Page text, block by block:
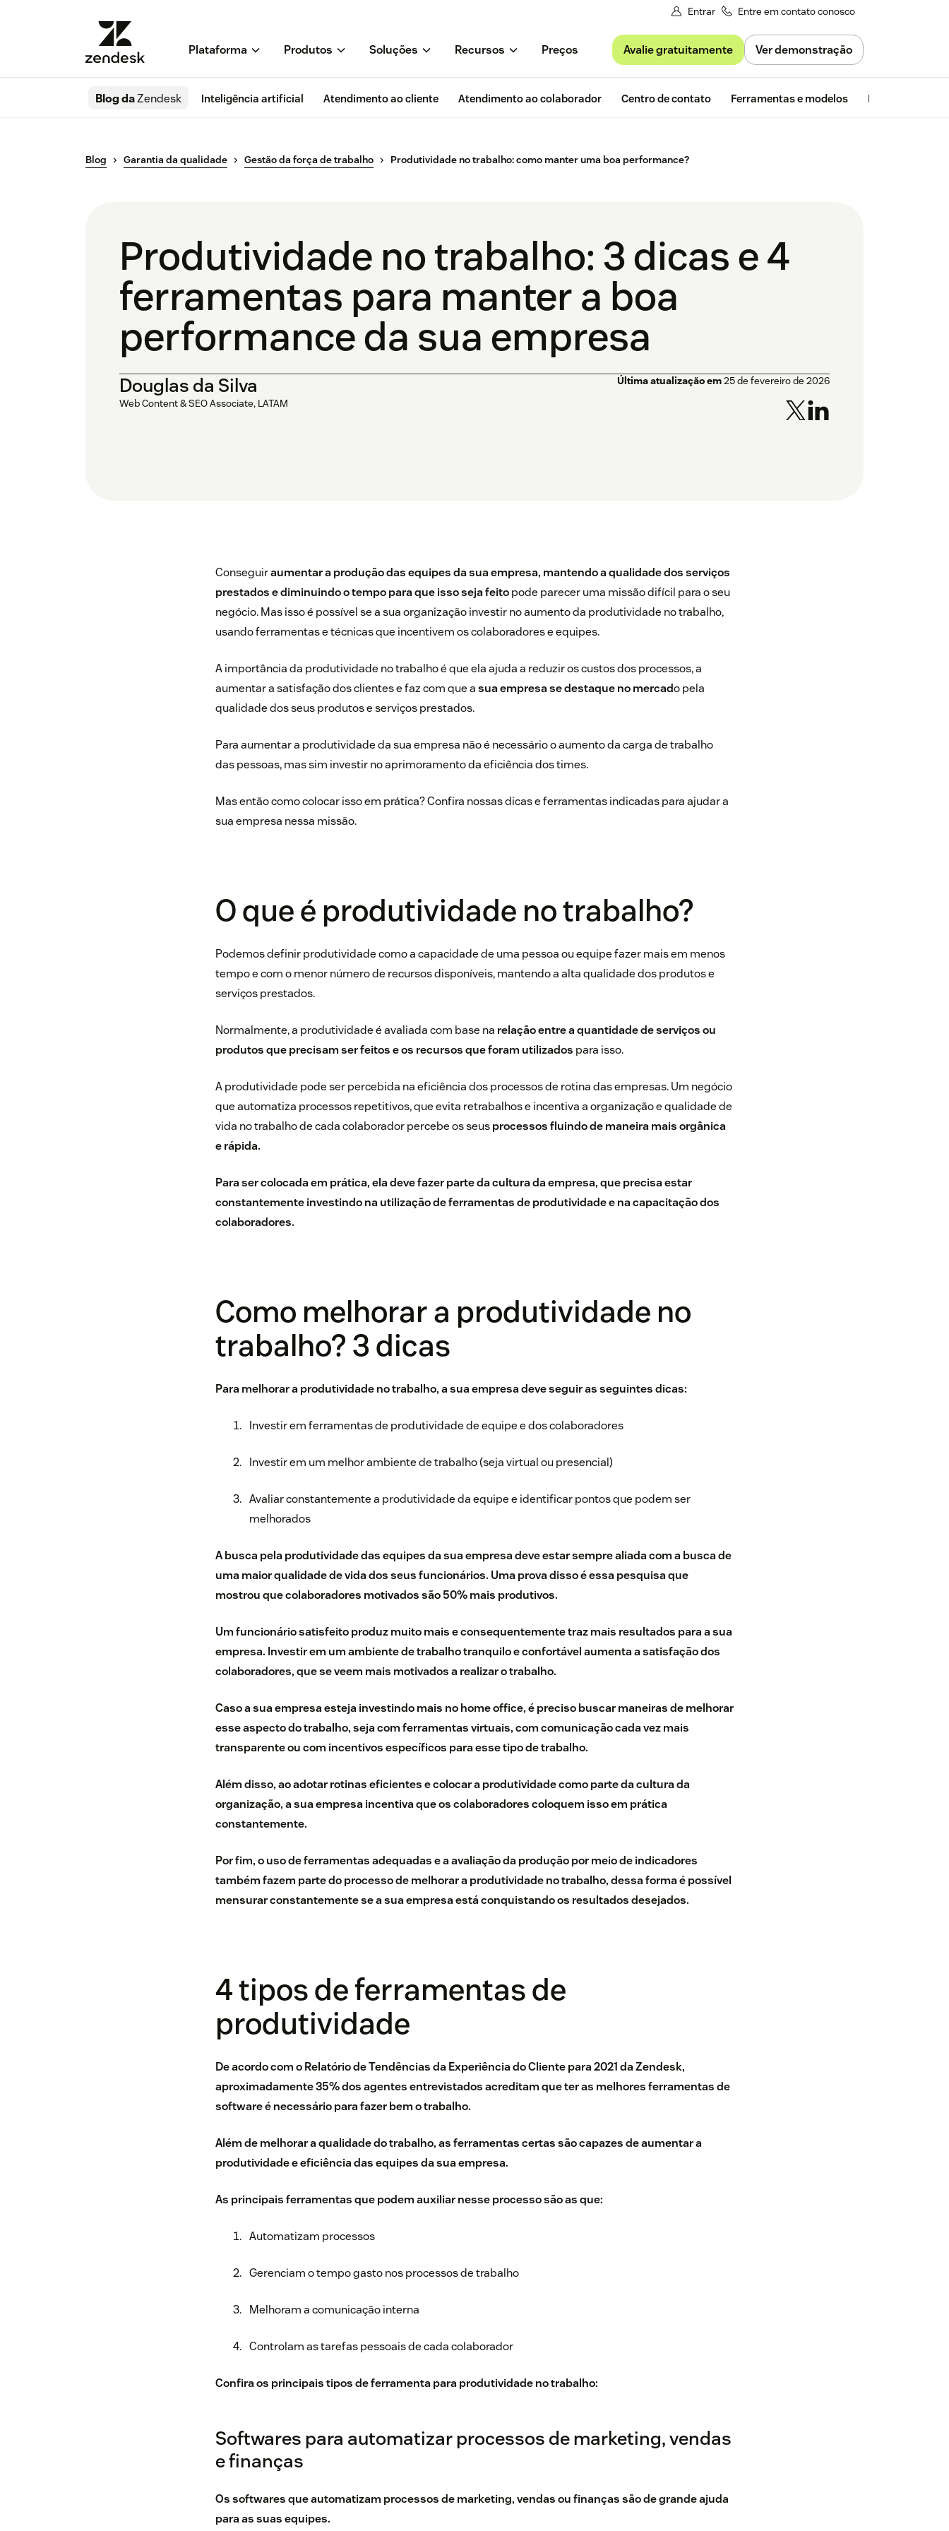
Entrar Entre em contato conosco
Plataforma Produtos Soluções Recursos Preços Avalie gratuitamente Ver demonstração
Blog daZendesk Inteligência artificial Atendimento ao cliente Atendimento ao colaborador Centro de contato Ferramentas e modelos Insights da
Blog Garantia da qualidade Gestão da força de trabalho Produtividade no trabalho: como manter uma boa performance?
Produtividade no trabalho: 3 dicas e 4
ferramentas para manter a boa
performance da sua empresa
Douglas da Silva
Web Content & SEO Associate, LATAM
Última atualização em25 de fevereiro de 2026
Conseguiraumentar a produção das equipes da sua empresa, mantendo a qualidade dos serviços
prestados e diminuindo o tempo para que isso seja feitopode parecer uma missão difícil para o seu
negócio. Mas isso é possível se a sua organização investir no aumento da produtividade no trabalho,
usando ferramentas e técnicas que incentivem os colaboradores e equipes.
A importância da produtividade no trabalho é que ela ajuda a reduzir os custos dos processos, a
aumentar a satisfação dos clientes e faz com que asua empresa se destaque no mercado pela
qualidade dos seus produtos e serviços prestados.
Para aumentar a produtividade da sua empresa não é necessário o aumento da carga de trabalho
das pessoas, mas sim investir no aprimoramento da eficiência dos times.
Mas então como colocar isso em prática? Confira nossas dicas e ferramentas indicadas para ajudar a
sua empresa nessa missão.
O que é produtividade no trabalho?
Podemos definir produtividade como a capacidade de uma pessoa ou equipe fazer mais em menos
tempo e com o menor número de recursos disponíveis, mantendo a alta qualidade dos produtos e
serviços prestados.
Normalmente, a produtividade é avaliada com base na relação entre a quantidade de serviços ou
produtos que precisam ser feitos e os recursos que foram utilizados para isso.
A produtividade pode ser percebida na eficiência dos processos de rotina das empresas. Um negócio
que automatiza processos repetitivos, que evita retrabalhos e incentiva a organização e qualidade de
vida no trabalho de cada colaborador percebe os seusprocessos fluindo de maneira mais orgânica
e rápida.
Para ser colocada em prática, ela deve fazer parte da cultura da empresa, que precisa estar
constantemente investindo na utilização deferramentas de produtividadee na capacitação dos
colaboradores.
Como melhorar a produtividade no
trabalho? 3 dicas
Para melhorar a produtividade no trabalho, a sua empresa deve seguir as seguintes dicas:
Investir em ferramentas de produtividade de equipe e dos colaboradores
Investir em um melhor ambiente de trabalho (seja virtual ou presencial)
Avaliar constantemente a produtividade da equipe e identificar pontos que podem ser
melhorados
A busca pela produtividade das equipes da sua empresa deve estar sempre aliada com a busca de
uma maior qualidade de vida dos seus funcionários. Uma prova disso é essa pesquisa que
mostrou quecolaboradores motivados são50% mais produtivos.
Um funcionário satisfeito produz muito mais econsequentemente traz mais resultados para a sua
empresa. Investir em um ambiente de trabalho tranquilo e confortável aumenta a satisfação dos
colaboradores, que se veem mais motivados a realizar o trabalho.
Caso a sua empresa esteja investindo mais no home office, é preciso buscar maneiras de melhorar
esse aspecto do trabalho, seja com ferramentas virtuais, com comunicação cada vez mais
transparente ou com incentivos específicos para esse tipo de trabalho.
Além disso, aoadotar rotinas eficientes e colocar a produtividade como parte da cultura da
organização, a sua empresa incentiva que os colaboradores coloquem isso em prática
constantemente.
Por fim, o uso de ferramentas adequadas e a avaliação da produção por meio de indicadores
também fazem parte do processo de melhorar a produtividade no trabalho, dessa forma é possível
mensurar constantemente se a sua empresa está conquistando os resultados desejados.
4 tipos de ferramentas de
produtividade
De acordo com oRelatório de Tendências da Experiência do Cliente para 2021 da Zendesk,
aproximadamente 35% dos agentes entrevistados acreditam que ter as melhores ferramentas de
software é necessário para fazer bem o trabalho.
Além de melhorar a qualidade do trabalho,as ferramentas certas são capazes de aumentar a
produtividade e eficiência das equipes da sua empresa.
As principais ferramentas que podem auxiliar nesse processo são as que:
Automatizam processos
Gerenciam o tempo gasto nos processos de trabalho
Melhoram a comunicação interna
Controlam as tarefas pessoais de cada colaborador
Confira os principais tipos de ferramenta para produtividade no trabalho:
Softwares para automatizar processos de marketing, vendas
e finanças
Os softwares que automatizam processos de marketing, vendas ou finanças são de grande ajuda
para as suas equipes.